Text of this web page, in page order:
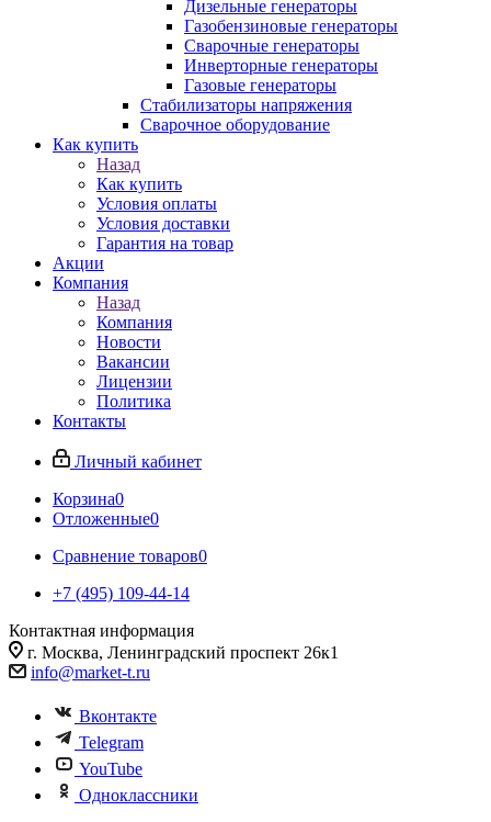
Дизельные генераторы
Газобензиновые генераторы
Сварочные генераторы
Инверторные генераторы
Газовые генераторы
Стабилизаторы напряжения
Cварочное оборудование
Как купить
Назад
Как купить
Условия оплаты
Условия доставки
Гарантия на товар
Акции
Компания
Назад
Компания
Новости
Вакансии
Лицензии
Политика
Контакты
Личный кабинет
Корзина0
Отложенные0
Сравнение товаров0
+7 (495) 109-44-14
Контактная информация
г. Москва, Ленинградский проспект 26к1
info@market-t.ru
Вконтакте
Telegram
YouTube
Одноклассники